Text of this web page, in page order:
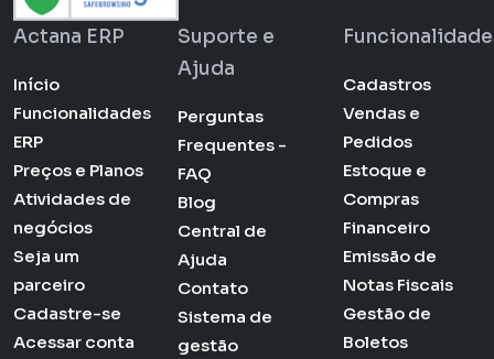
Actana ERP
Início
Funcionalidades
ERP
Preços e Planos
Atividades de
negócios
Seja um
parceiro
Cadastre-se
Acessar conta
Suporte e
Ajuda
Perguntas
Frequentes -
FAQ
Blog
Central de
Ajuda
Contato
Sistema de
gestão
Cadastros
Vendas e
Pedidos
Estoque e
Compras
Financeiro
Emissão de
Notas Fiscais
Gestão de
Boletos